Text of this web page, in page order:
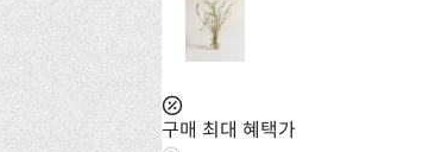
구매 최대 혜택가